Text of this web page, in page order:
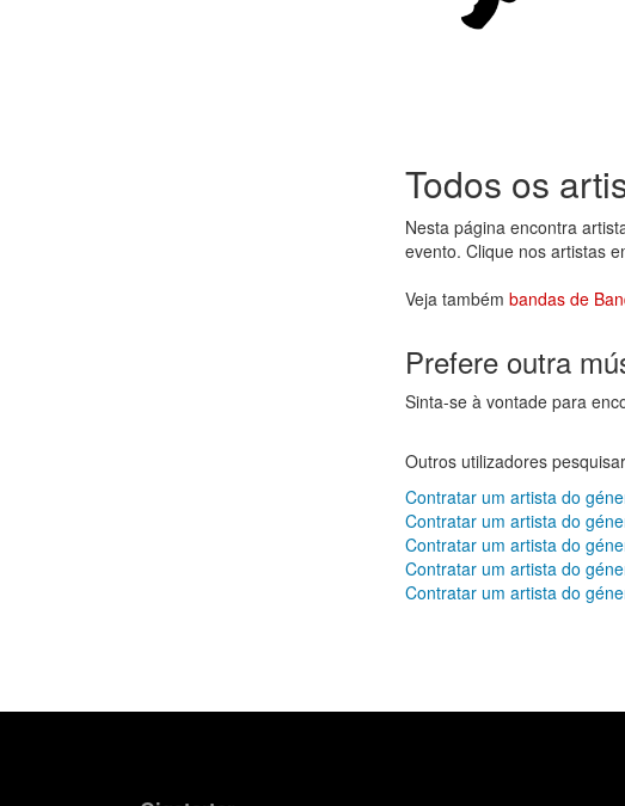
Todos os
Nesta página encontra
evento. Clique nos artistas
Veja também bandas de
Prefere outra
Sinta-se à vontade para
Outros utilizadores
Contratar um artista do
Contratar um artista do
Contratar um artista do
Contratar um artista do
Contratar um artista do